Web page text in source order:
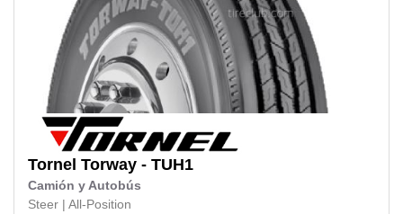
Tornel Torway - TUH1
Camión y Autobús
Steer | All-Position